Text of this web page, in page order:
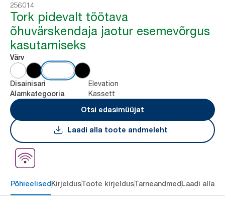
256014
Tork pidevalt töötava
õhuvärskendaja jaotur esemevõrgus
kasutamiseks
Värv
Disainisari Elevation
Alamkategooria
Kassett
Otsi edasimüüjat
Laadi alla toote andmeleht
Põhieelised KirjeldusToote kirjeldusTarneandmed Laadi alla